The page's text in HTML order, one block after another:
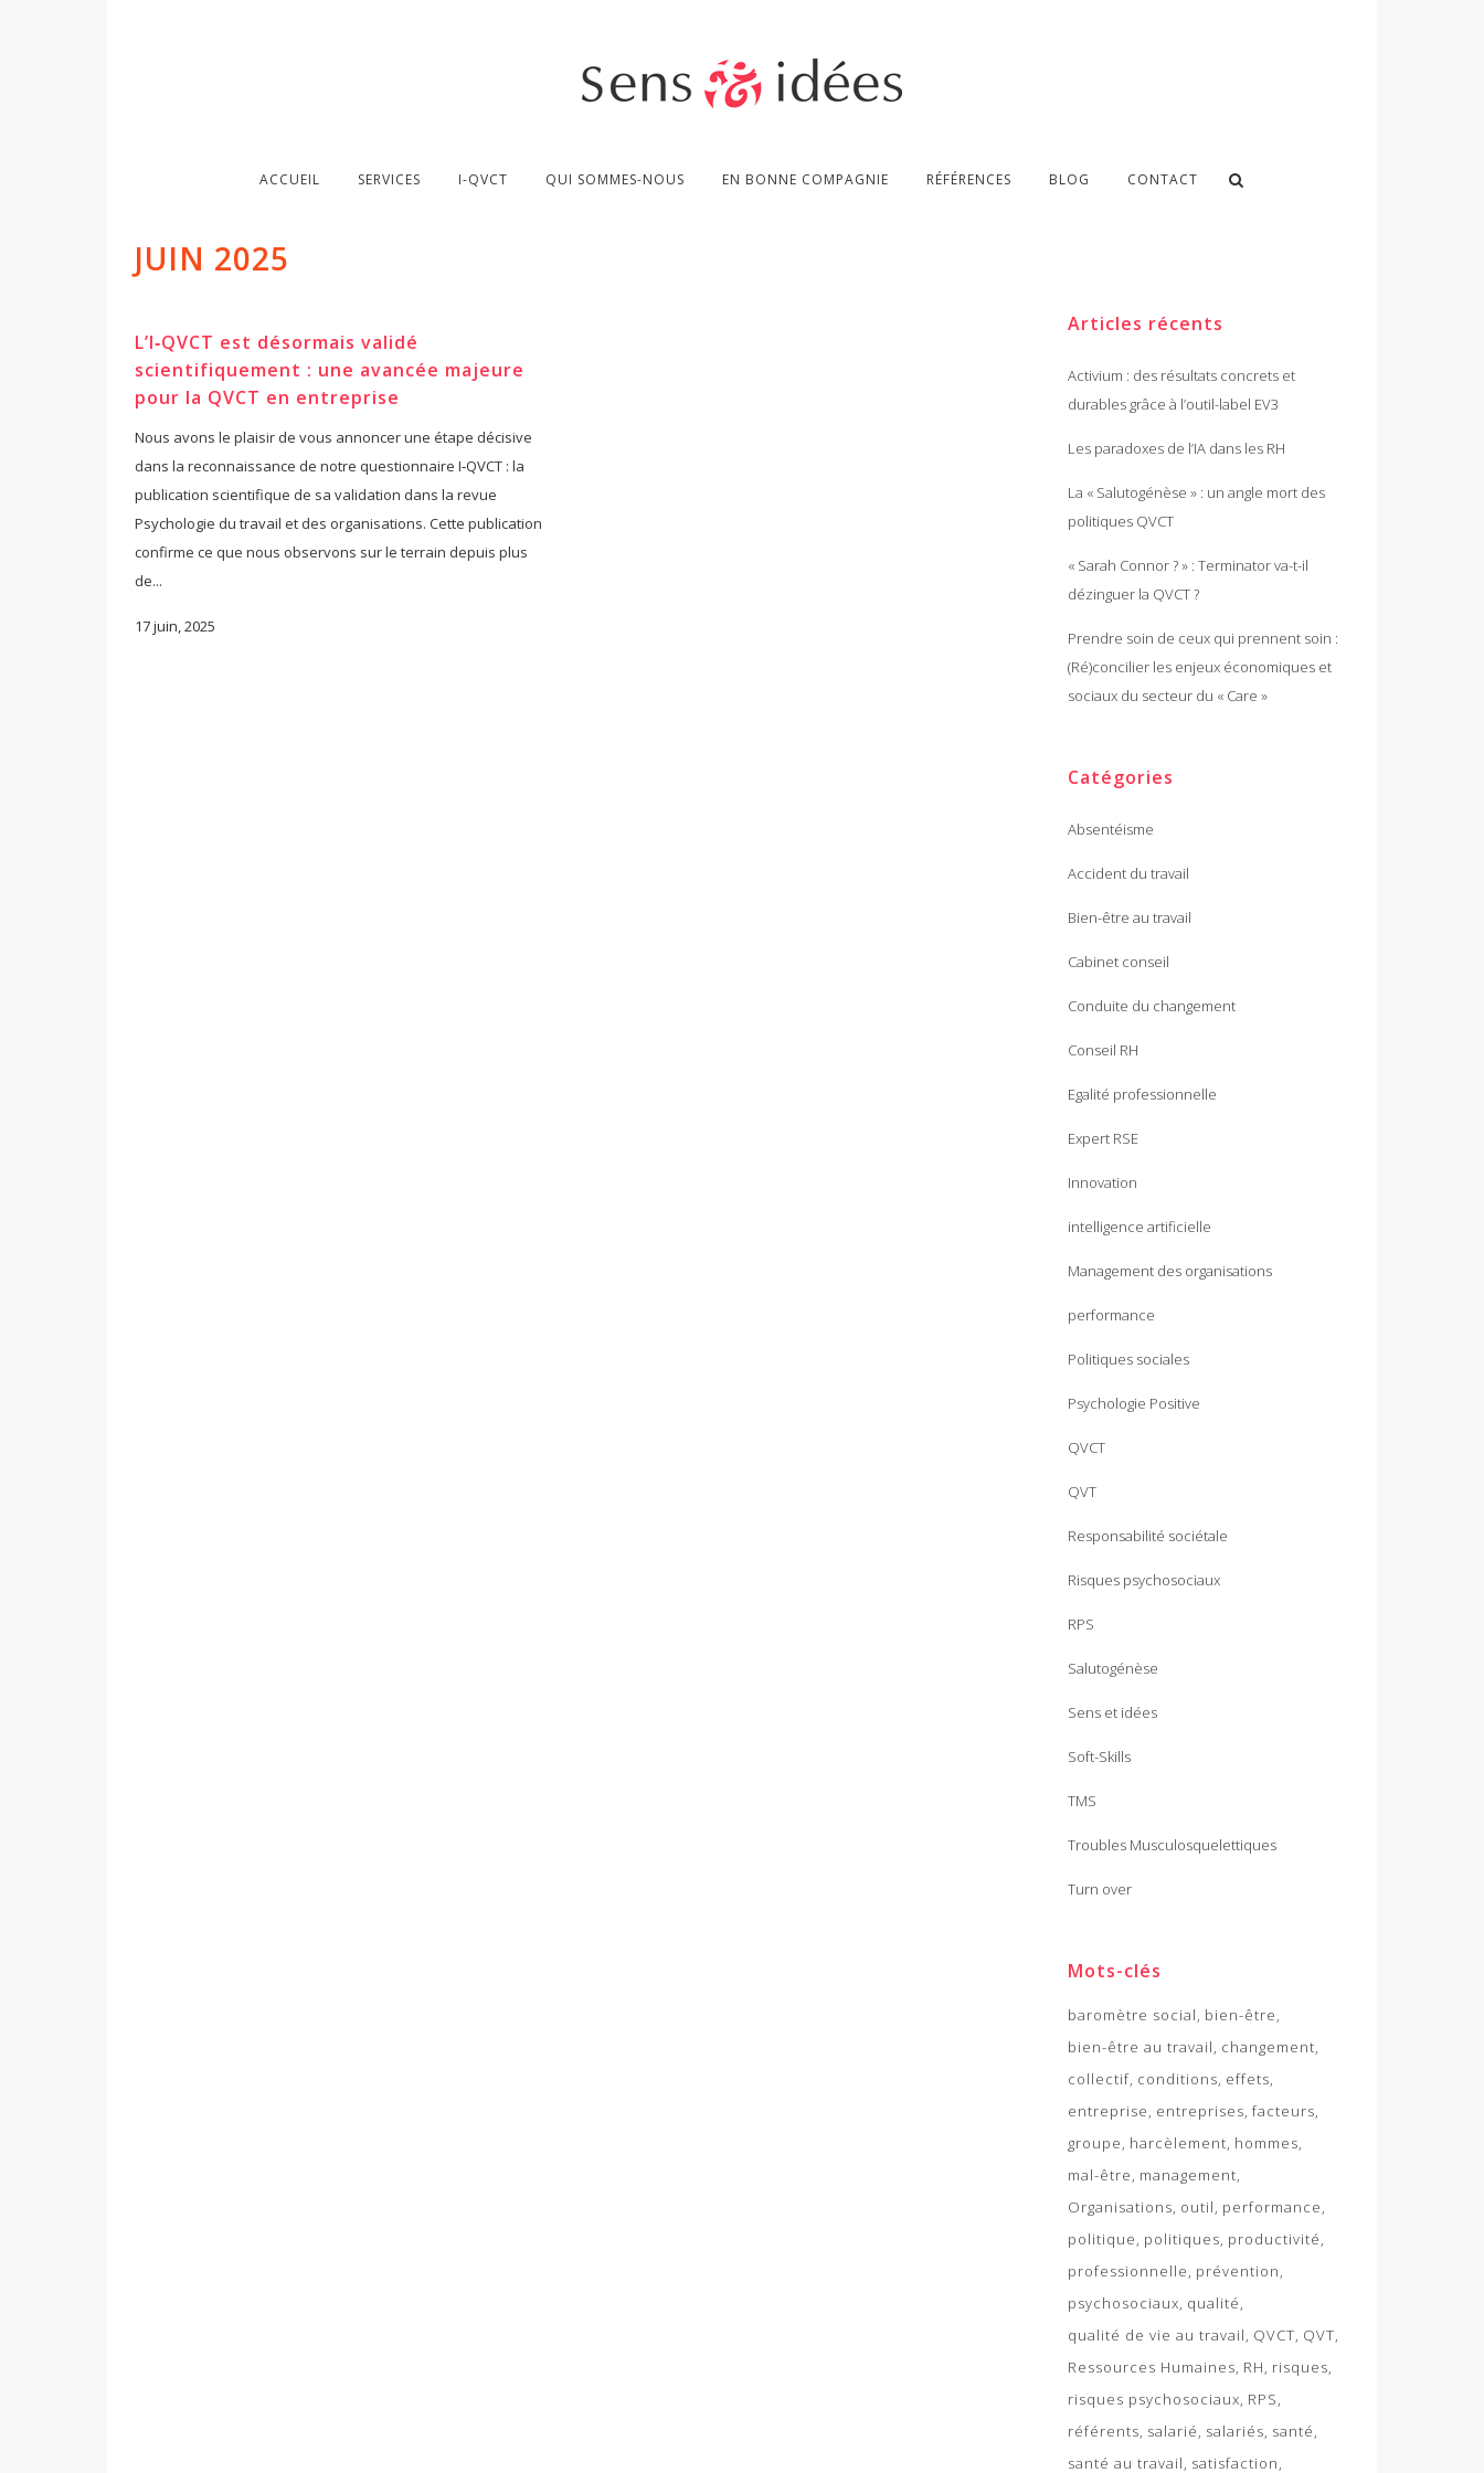
ACCUEIL SERVICES I-QVCT QUI SOMMES-NOUS EN BONNE COMPAGNIE RÉFÉRENCES BLOG CONTACT
JUIN 2025
L’I‑QVCT est désormais validé
scientifiquement : une avancée majeure
pour la QVCT en entreprise
Nous avons le plaisir de vous annoncer une étape décisive
dans la reconnaissance de notre questionnaire I‑QVCT : la
publication scientifique de sa validation dans la revue
Psychologie du travail et des organisations. Cette publication
confirme ce que nous observons sur le terrain depuis plus
de...
17 juin, 2025
Articles récents
Activium : des résultats concrets et
durables grâce à l’outil-label EV3
Les paradoxes de l’IA dans les RH
La « Salutogénèse » : un angle mort des
politiques QVCT
« Sarah Connor ? » : Terminator va-t-il
dézinguer la QVCT ?
Prendre soin de ceux qui prennent soin :
(Ré)concilier les enjeux économiques et
sociaux du secteur du « Care »
Catégories
Absentéisme
Accident du travail
Bien-être au travail
Cabinet conseil
Conduite du changement
Conseil RH
Egalité professionnelle
Expert RSE
Innovation
intelligence artificielle
Management des organisations
performance
Politiques sociales
Psychologie Positive
QVCT
QVT
Responsabilité sociétale
Risques psychosociaux
RPS
Salutogénèse
Sens et idées
Soft-Skills
TMS
Troubles Musculosquelettiques
Turn over
Mots-clés
baromètre social bien-être
bien-être au travail changement
collectif conditions effets
entreprise entreprises facteurs
groupe harcèlement hommes
mal-être management
Organisations outil performance
politique politiques productivité
professionnelle prévention
psychosociaux qualité
qualité de vie au travail QVCT QVT
Ressources Humaines RH risques
risques psychosociaux RPS
référents salarié salariés santé
santé au travail satisfaction